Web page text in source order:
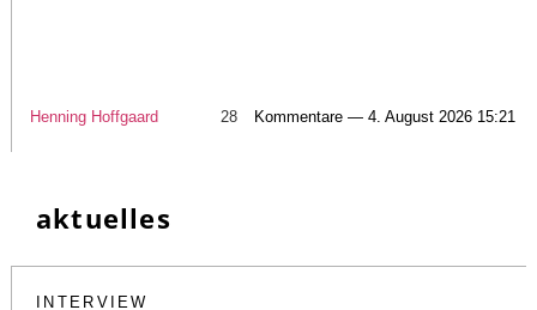
Henning Hoffgaard 28 Kommentare — 4. August 2026 15:21
aktuelles
INTERVIEW